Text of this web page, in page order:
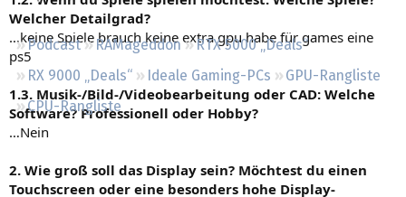
Podcast RAMageddon
RTX 5000 „Deals“
RX 9000 „Deals“
Ideale Gaming-PCs
GPU-Rangliste
CPU-Rangliste
Welcher Detailgrad?
…keine Spiele brauch keine extra gpu habe für games eine
ps5
1.3. Musik-/Bild-/Videobearbeitung oder CAD: Welche
Software? Professionell oder Hobby?
…Nein
2. Wie groß soll das Display sein? Möchtest du einen
Touchscreen oder eine besonders hohe Display-